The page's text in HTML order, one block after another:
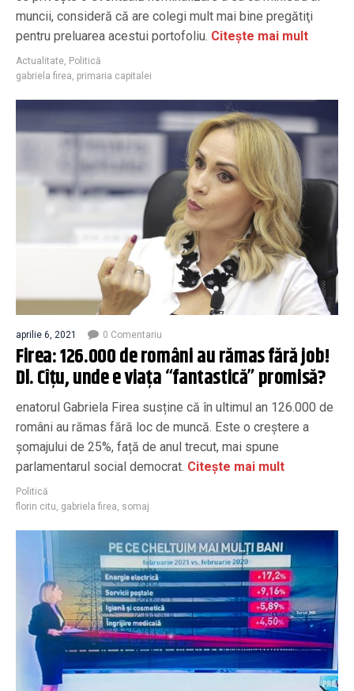
muncii, consideră că are colegi mult mai bine pregătiţi
pentru preluarea acestui portofoliu. Citește mai mult
Actualitate Politică
gabriela firea primaria capitalei
aprilie 6, 2021 0 Comentariu
Firea: 126.000 de români au rămas fără job!
Dl. Cîțu, unde e viața “fantastică” promisă?
enatorul Gabriela Firea susține că în ultimul an 126.000 de
români au rămas fără loc de muncă. Este o creștere a
șomajului de 25%, față de anul trecut, mai spune
parlamentarul social democrat. Citește mai mult
Politică
florin citu gabriela firea somaj